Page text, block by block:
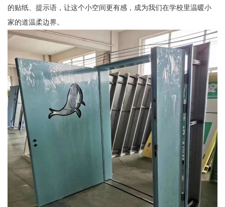
的贴纸、提示语，让这个小空间更有感，成为我们在学校里温暖小
家的道温柔边界。